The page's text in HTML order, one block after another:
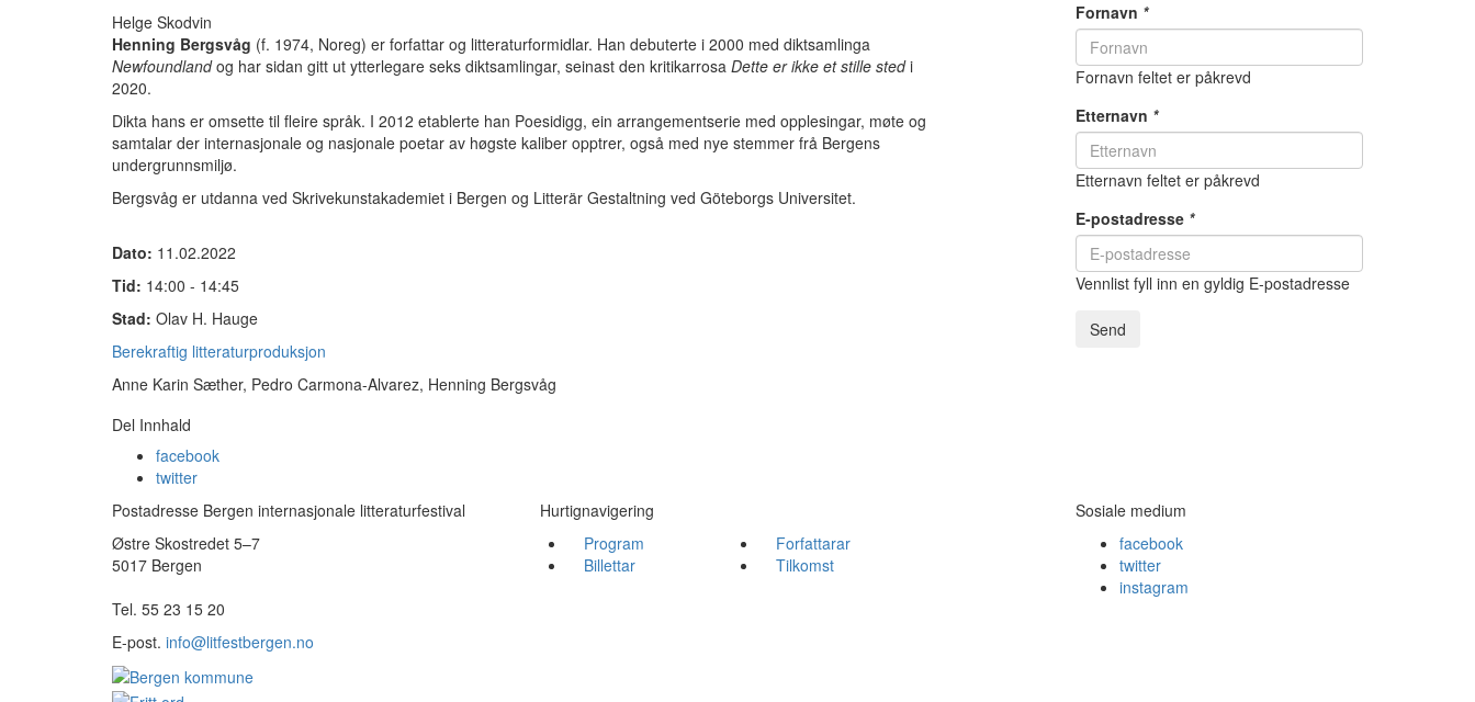
Helge Skodvin
Henning Bergsvåg (f. 1974, Noreg) er forfattar og litteraturformidlar. Han debuterte i 2000 med diktsamlinga
Newfoundlandog har sidan gitt ut ytterlegare seks diktsamlingar, seinast den kritikarrosa Dette er ikke et stille stedi
2020.
Dikta hans er omsette til fleire språk. I 2012 etablerte han Poesidigg, ein arrangementserie med opplesingar, møte og
samtalar der internasjonale og nasjonale poetar av høgste kaliber opptrer, også med nye stemmer frå Bergens
undergrunnsmiljø.
Bergsvåg er utdanna ved Skrivekunstakademiet i Bergen og Litterär Gestaltning ved Göteborgs Universitet.
Dato: 11.02.2022
Tid: 14:00 - 14:45
Stad: Olav H. Hauge
Berekraftig litteraturproduksjon
Anne Karin Sæther, Pedro Carmona-Alvarez, Henning Bergsvåg
Del Innhald
facebook
twitter
Fornavn *
Fornavn feltet er påkrevd
Etternavn *
Etternavn feltet er påkrevd
E-postadresse *
Vennlist fyll inn en gyldig E-postadresse
Send
Postadresse Bergen internasjonale litteraturfestival
Østre Skostredet 5–7
5017 Bergen
Tel. 55 23 15 20
E-post. info@litfestbergen.no
Hurtignavigering
Program
Forfattarar
Billettar
Tilkomst
Sosiale medium
facebook
twitter
instagram